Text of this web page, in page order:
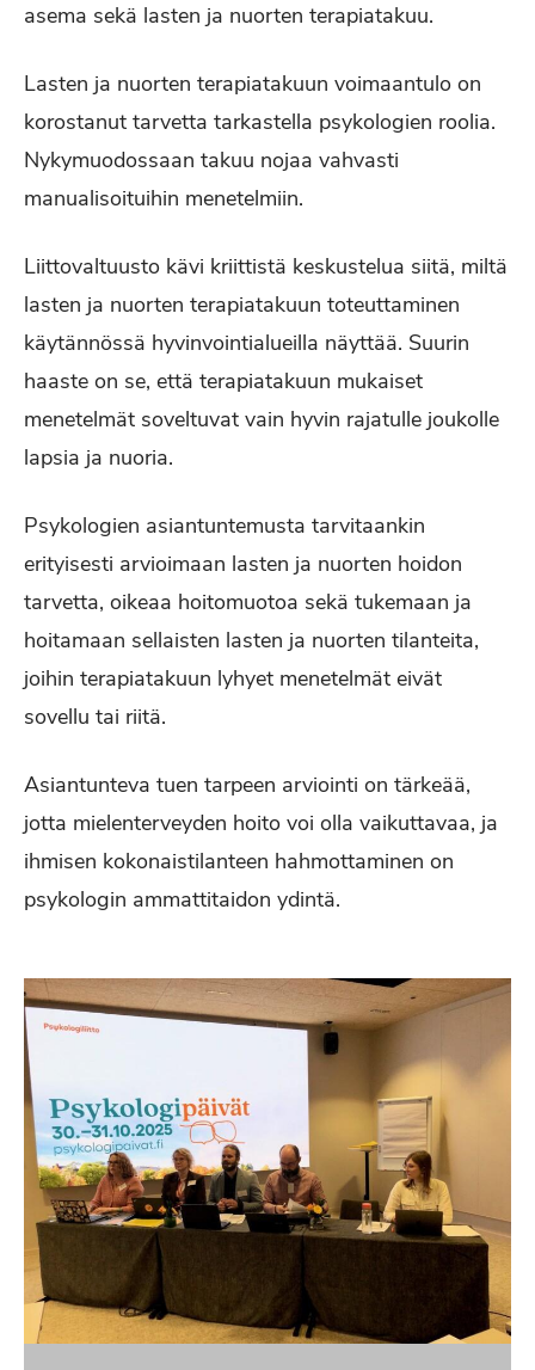
asema sekä lasten ja nuorten terapiatakuu.
Lasten ja nuorten terapiatakuun voimaantulo on
korostanut tarvetta tarkastella psykologien roolia.
Nykymuodossaan takuu nojaa vahvasti
manualisoituihin menetelmiin.
Liittovaltuusto kävi kriittistä keskustelua siitä, miltä
lasten ja nuorten terapiatakuun toteuttaminen
käytännössä hyvinvointialueilla näyttää. Suurin
haaste on se, että terapiatakuun mukaiset
menetelmät soveltuvat vain hyvin rajatulle joukolle
lapsia ja nuoria.
Psykologien asiantuntemusta tarvitaankin
erityisesti arvioimaan lasten ja nuorten hoidon
tarvetta, oikeaa hoitomuotoa sekä tukemaan ja
hoitamaan sellaisten lasten ja nuorten tilanteita,
joihin terapiatakuun lyhyet menetelmät eivät
sovellu tai riitä.
Asiantunteva tuen tarpeen arviointi on tärkeää,
jotta mielenterveyden hoito voi olla vaikuttavaa, ja
ihmisen kokonaistilanteen hahmottaminen on
psykologin ammattitaidon ydintä.